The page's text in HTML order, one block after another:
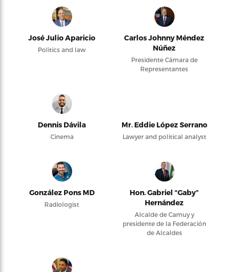
José Julio Aparicio
Politics and law
Carlos Johnny Méndez
Núñez
Presidente Cámara de
Representantes
Dennis Dávila
Cinema
Mr. Eddie López Serrano
Lawyer and political analyst
González Pons MD
Radiologist
Hon. Gabriel “Gaby”
Hernández
Alcalde de Camuy y
presidente de la Federación
de Alcaldes